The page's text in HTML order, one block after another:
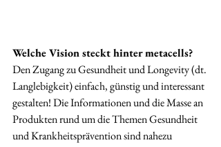
Welche Vision steckt hinter metacells?
Den Zugang zu Gesundheit und Longevity (dt.
Langlebigkeit) einfach, günstig und interessant
gestalten! Die Informationen und die Masse an
Produkten rund um die Themen Gesundheit
und Krankheitsprävention sind nahezu